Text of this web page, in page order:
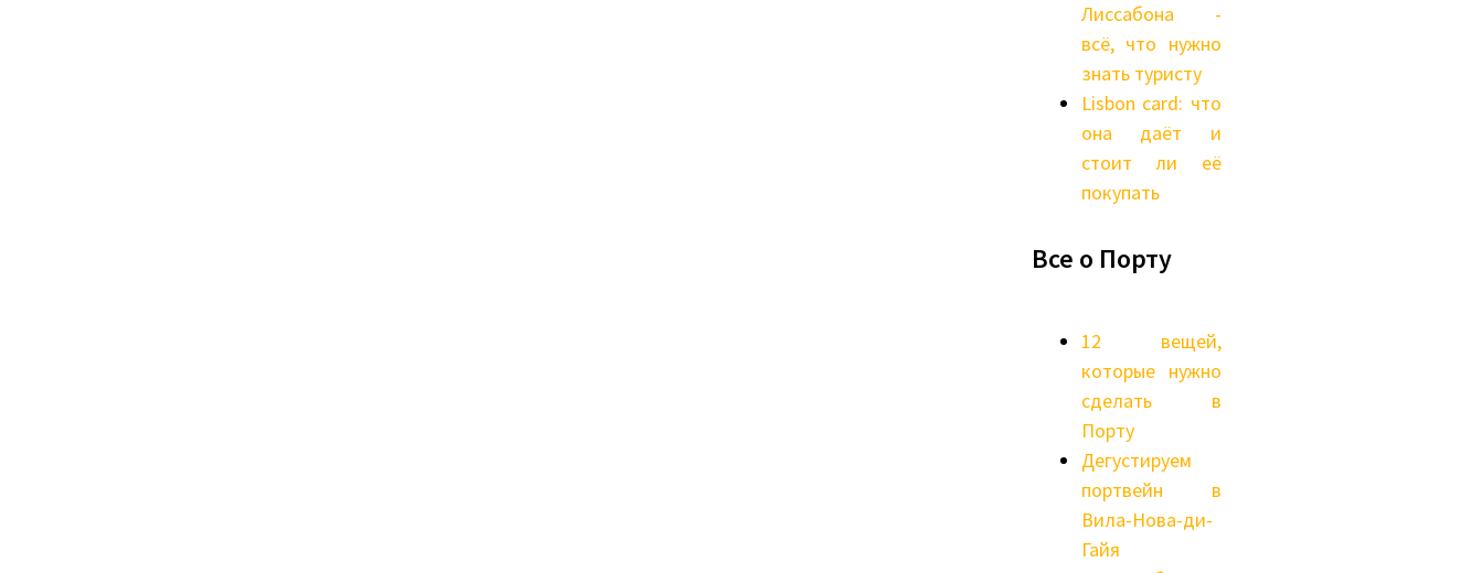
Лиссабона -
всё, что нужно
знать туристу
Lisbon card: что
она даёт и
стоит ли её
покупать
Все о Порту
12 вещей,
которые нужно
сделать в
Порту
Дегустируем
портвейн в
Вила-Нова-ди-
Гайя